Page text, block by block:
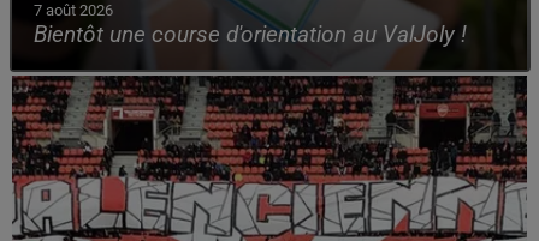
7 août 2026
Bientôt une course d'orientation au ValJoly !